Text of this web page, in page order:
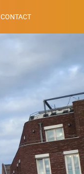
CONTACT